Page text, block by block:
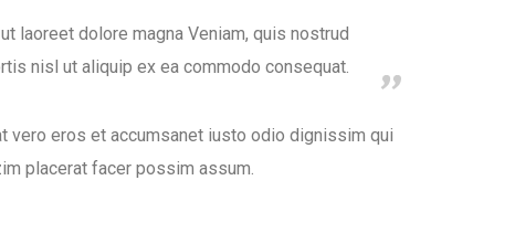
laoreet dolore magna Veniam, quis nostrud
nisl ut aliquip ex ea commodo consequat.
vero eros et accumsanet iusto odio dignissim qui
placerat facer possim assum.